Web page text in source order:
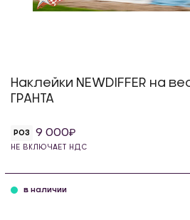
Наклейки NEWDIFFER на
ГРАНТА
РОЗ 9 000
НЕ ВКЛЮЧАЕТ НДС
в наличии